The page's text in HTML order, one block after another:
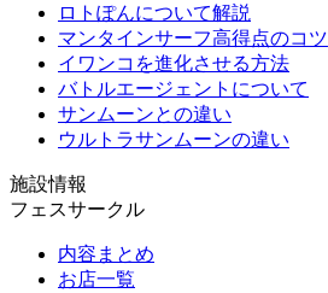
ロトぽんについて解説
マンタインサーフ高得点のコツ
イワンコを進化させる方法
バトルエージェントについて
サンムーンとの違い
ウルトラサンムーンの違い
施設情報
フェスサークル
内容まとめ
お店一覧